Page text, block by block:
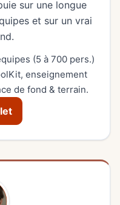
sur une longue
et sur un vrai
(5 à 700 pers.)
enseignement
de fond & terrain.